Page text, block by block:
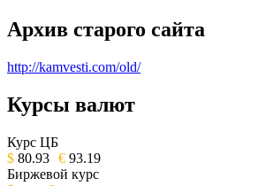
Архив старого сайта
http://kamvesti.com/old/
ОБЩЕСТВЕННО-
ИЗДАНИЕ
Курсы валют
Курс ЦБ
$ 80.93 € 93.19
Биржевой курс